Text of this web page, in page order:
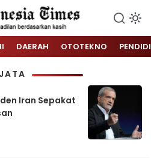
DAERAH OTOTEKNO
Iran Sepakat